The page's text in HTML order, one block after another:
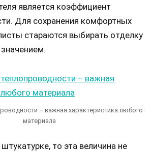
является коэффициент
Для сохранения комфортных
стараются выбирать отделку
– важная характеристика любого
материала
то эта величина не